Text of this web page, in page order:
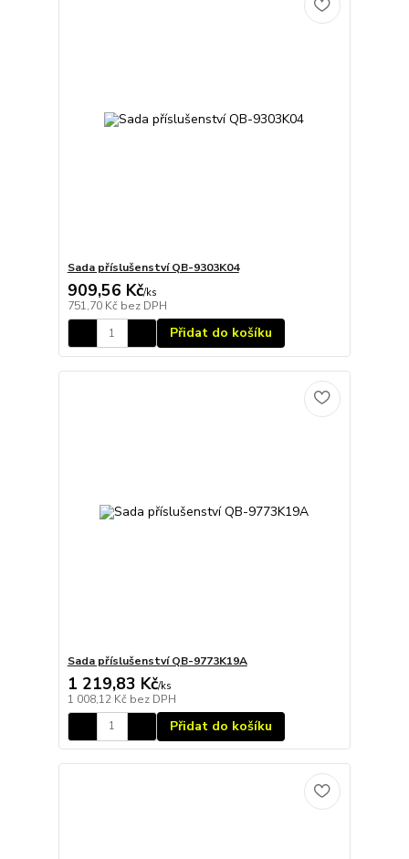
Sada příslušenství QB-9303K04
909,56 Kč/ks
751,70 Kč bez DPH
Přidat do košíku
Sada příslušenství QB-9773K19A
1 219,83 Kč/ks
1 008,12 Kč bez DPH
Přidat do košíku